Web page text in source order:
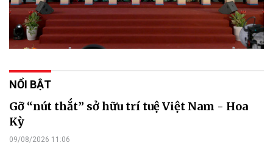
NỔI BẬT
Gỡ “nút thắt” sở hữu trí tuệ Việt Nam - Hoa
Kỳ
09/08/2026 11:06